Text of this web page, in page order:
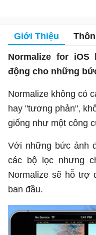
Giới Thiệu
Normalize for
động cho những
Normalize không có
hay "tương phản",
giống như một công
Với những bức ảnh
các bộ lọc nhưng
Normalize sẽ hỗ trợ
ban đầu.